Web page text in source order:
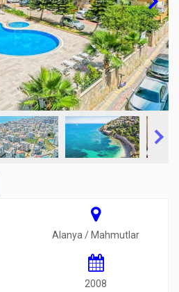
Alanya / Mahmutlar
2008